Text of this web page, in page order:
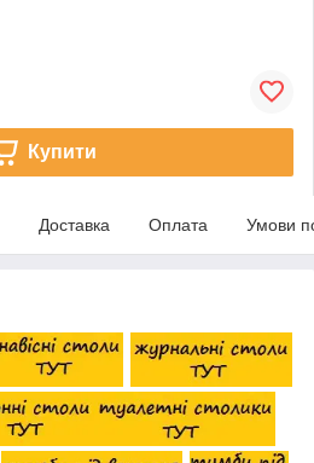
Купити
Доставка Оплата Умови